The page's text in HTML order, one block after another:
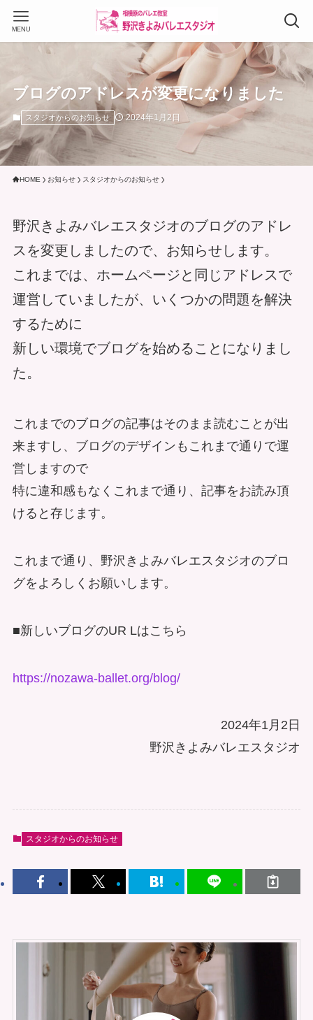
MENU
ブログのアドレスが変更になりました
スタジオからのお知らせ 2024年1月2日
HOME お知らせ スタジオからのお知らせ
野沢きよみバレエスタジオのブログのアドレ
スを変更しましたので、お知らせします。
これまでは、ホームページと同じアドレスで
運営していましたが、いくつかの問題を解決
するために
新しい環境でブログを始めることになりまし
た。
これまでのブログの記事はそのまま読むことが出
来ますし、ブログのデザインもこれまで通りで運
営しますので
特に違和感もなくこれまで通り、記事をお読み頂
けると存じます。
これまで通り、野沢きよみバレエスタジオのブロ
グをよろしくお願いします。
■新しいブログのUR Lはこちら
https://nozawa-ballet.org/blog/
2024年1月2日
野沢きよみバレエスタジオ
スタジオからのお知らせ